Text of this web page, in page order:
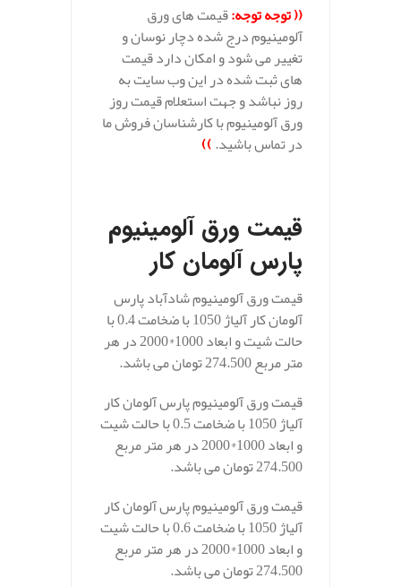
(( توجه توجه:قیمت های ورق
آلومینیوم درج شده دچار نوسان و
تغییر می شود و امکان دارد قیمت
های ثبت شده در این وب سایت به
روز نباشد و جهت استعلام قیمت روز
ورق آلومینیوم با کارشناسان فروش ما
در تماس باشید.))
قیمت ورق آلومینیوم
پارس آلومان کار
قیمت ورق آلومینیوم شادآباد پارس
آلومان کار آلیاژ 1050 با ضخامت 0.4 با
حالت شیت و ابعاد 1000*2000 در هر
متر مربع 274.500 تومان می باشد.
قیمت ورق آلومینیوم پارس آلومان کار
آلیاژ 1050 با ضخامت 0.5 با حالت شیت
و ابعاد 1000*2000 در هر متر مربع
274.500 تومان می باشد.
قیمت ورق آلومینیوم پارس آلومان کار
آلیاژ 1050 با ضخامت 0.6 با حالت شیت
و ابعاد 1000*2000 در هر متر مربع
274.500 تومان می باشد.